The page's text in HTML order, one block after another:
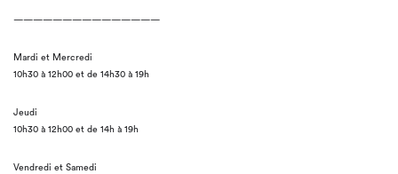
———————————————
Mardi et Mercredi
10h30 à 12h00 et de 14h30 à 19h
Jeudi
10h30 à 12h00 et de 14h à 19h
Vendredi et Samedi